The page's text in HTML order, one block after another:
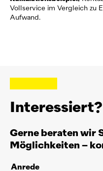
Vollservice im Vergleich zu
Aufwand.
Interessiert?
Gerne beraten wir
Möglichkeiten –
Anrede